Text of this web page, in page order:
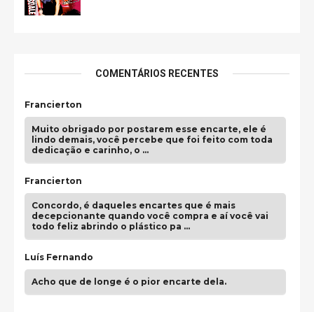
COMENTÁRIOS RECENTES
Francierton
Muito obrigado por postarem esse encarte, ele é
lindo demais, você percebe que foi feito com toda
dedicação e carinho, o …
Francierton
Concordo, é daqueles encartes que é mais
decepcionante quando você compra e aí você vai
todo feliz abrindo o plástico pa …
Luís Fernando
Acho que de longe é o pior encarte dela.